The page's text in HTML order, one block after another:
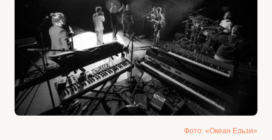
Фото: «Океан Ельзи»